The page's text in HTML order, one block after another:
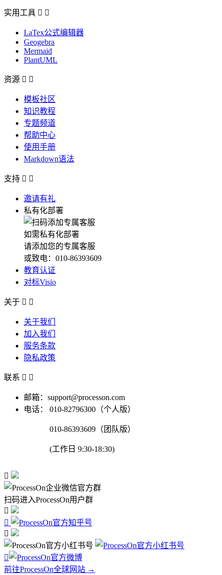
实用工具  
LaTex公式编辑器
Geogebra
Mermaid
PlantUML
资源  
模板社区
知识教程
专题频道
帮助中心
使用手册
Markdown语法
支持  
邀请有礼
私有化部署
如需私有化部署
请添加您的专属客服
或致电：010-86393609
教育认证
对标Visio
关于  
关于我们
加入我们
服务条款
隐私政策
联系  
邮箱：support@processon.com
电话：
010-82796300（个人版）
010-86393609（团队版）
(工作日 9:30-18:30)

扫码进入ProcessOn用户群




前往ProcessOn全球网站 →